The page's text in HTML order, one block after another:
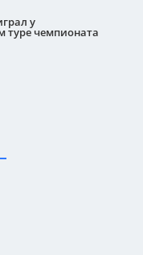
у
туре чемпионата